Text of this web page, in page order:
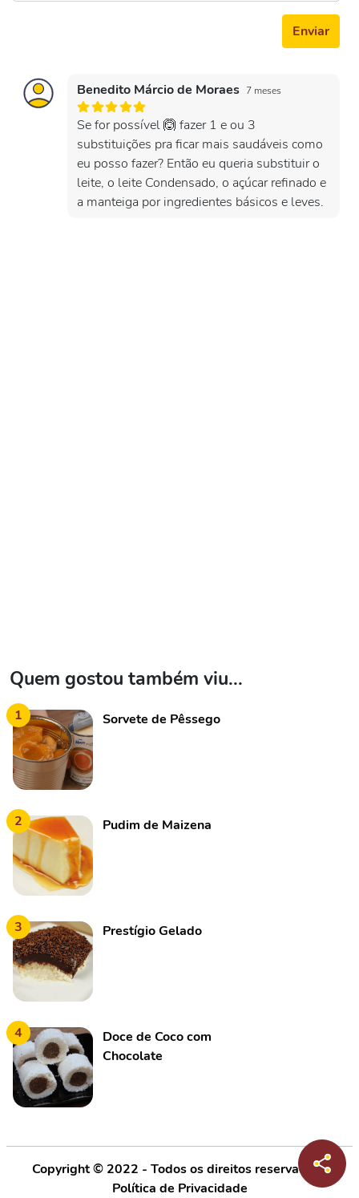
Enviar
Benedito Márcio de Moraes 7 meses
Se for possível 🙆 fazer 1 e ou 3
substituições pra ficar mais saudáveis como
eu posso fazer? Então eu queria substituir o
leite, o leite Condensado, o açúcar refinado e
a manteiga por ingredientes básicos e leves.
Quem gostou também viu...
1 Sorvete de Pêssego
2 Pudim de Maizena
3 Prestígio Gelado
4
Doce de Coco com
Chocolate
Copyright © 2022 - Todos os direitos reservados |
Política de Privacidade